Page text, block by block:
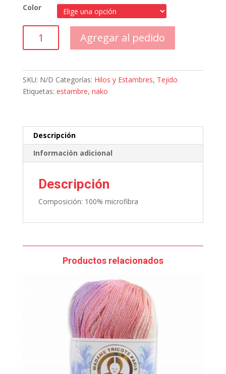
Color
g
cantidad
Agregar al pedido
SKU: N/D Categorías: Hilos y Estambres, Tejido
Etiquetas: estambre, nako
Descripción
Información adicional
Descripción
Composición: 100% microfibra
Productos relacionados